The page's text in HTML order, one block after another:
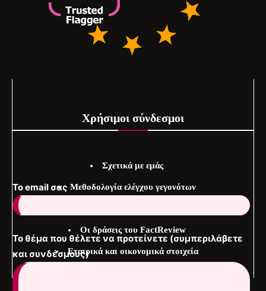
Χρήσιμοι σύνδεσμοι
Σχετικά με εμάς
Μεθοδολογία ελέγχου γεγονότων
Οι δράσεις του FactReview
Εταιρικά και οικονομικά στοιχεία
To email σας
Το θέμα που θέλετε να προτείνετε (συμπεριλάβετε
και συνδέσμους)